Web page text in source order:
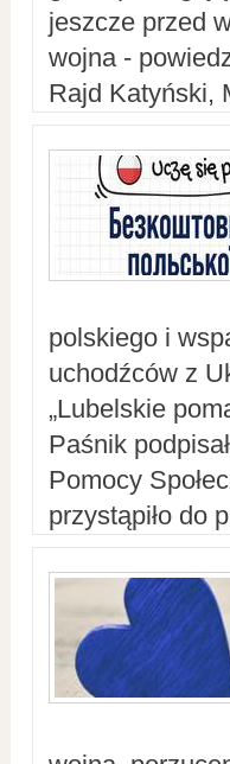
jeszcze przed
wojna -
Rajd Katyński,
polskiego i
uchodźców z
„Lubelskie
Paśnik
Pomocy
przystąpiło do